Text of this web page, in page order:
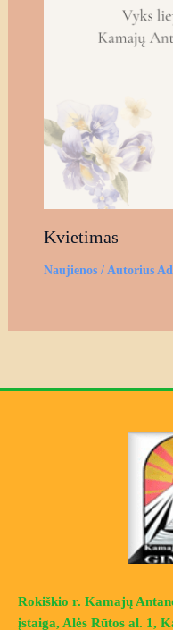
Kvietimas
Naujienos/ Autorius
Rokiškio r. Kamajų
įstaiga, Alės Rūtos al. 1,